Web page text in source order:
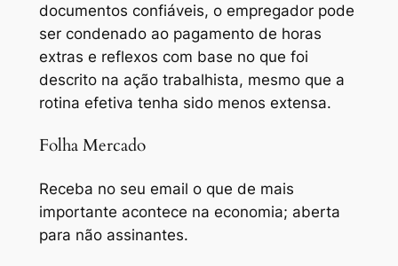
documentos confiáveis, o empregador pode
ser condenado ao pagamento de horas
extras e reflexos com base no que foi
descrito na ação trabalhista, mesmo que a
rotina efetiva tenha sido menos extensa.
Folha Mercado
Receba no seu email o que de mais
importante acontece na economia; aberta
para não assinantes.